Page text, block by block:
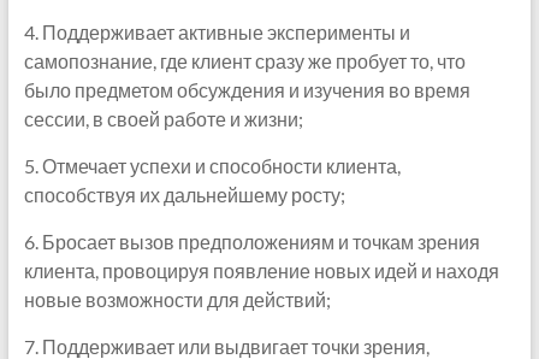
4. Поддерживает активные эксперименты и
самопознание, где клиент сразу же пробует то, что
было предметом обсуждения и изучения во время
сессии, в своей работе и жизни;
5. Отмечает успехи и способности клиента,
способствуя их дальнейшему росту;
6. Бросает вызов предположениям и точкам зрения
клиента, провоцируя появление новых идей и находя
новые возможности для действий;
7. Поддерживает или выдвигает точки зрения,